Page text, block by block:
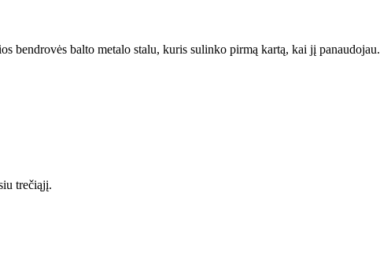
bendrovės balto metalo stalu, kuris sulinko pirmą kartą, kai jį panaudojau.
trečiąjį.